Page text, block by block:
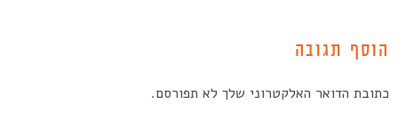
הוסף תגובה
כתובת הדואר האלקטרוני שלך לא תפורסם.